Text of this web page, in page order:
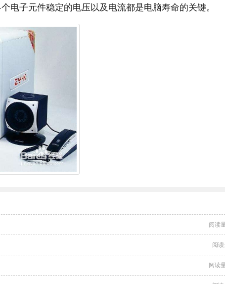
电子元件稳定的电压以及电流都是电脑寿命的关键。
阅读
阅
阅读